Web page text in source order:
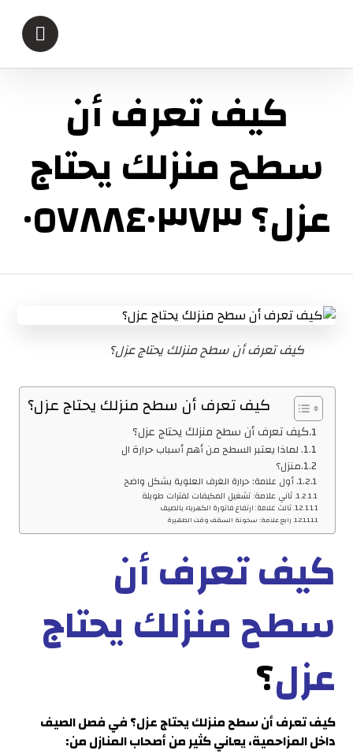
كيف تعرف أن
سطح منزلك يحتاج
عزل؟ ٠٥٧٨٨٤٠٣٧٣
كيف تعرف أن سطح منزلك يحتاج عزل؟
كيف تعرف أن سطح منزلك يحتاج عزل؟
لماذا يعتبر السطح من أهم أسباب حرارة ال
منزل؟
أول علامة: حرارة الغرف العلوية بشكل واضح
ثاني علامة: تشغيل المكيفات لفترات طويلة
ثالث علامة: ارتفاع فاتورة الكهرباء بالصيف
رابع علامة: سخونة السقف وقت الظهيرة
كيف تعرف أن
سطح منزلك يحتاج
عزل؟
كيف تعرف أن سطح منزلك يحتاج عزل؟ في فصل الصيف
داخلالمزاحمية، يعاني كثير من أصحاب المنازل من: